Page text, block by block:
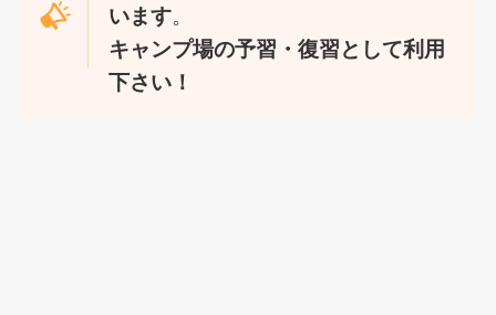
います。
キャンプ場の予習・復習として利用
下さい！